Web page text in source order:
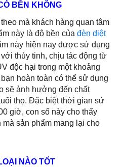
BỀN KHÔNG
mà khách hàng quan tâm
này là độ bền của đèn diệt
này hiện nay được sử dụng
thủy tinh, chịu tác động từ
độc hại trong một khoảng
hoàn toàn có thể sử dụng
sẽ ảnh hưởng đến chất
thọ. Đặc biệt thời gian sử
giờ, con số này cho thấy
sản phẩm mang lại cho
NÀO TỐT